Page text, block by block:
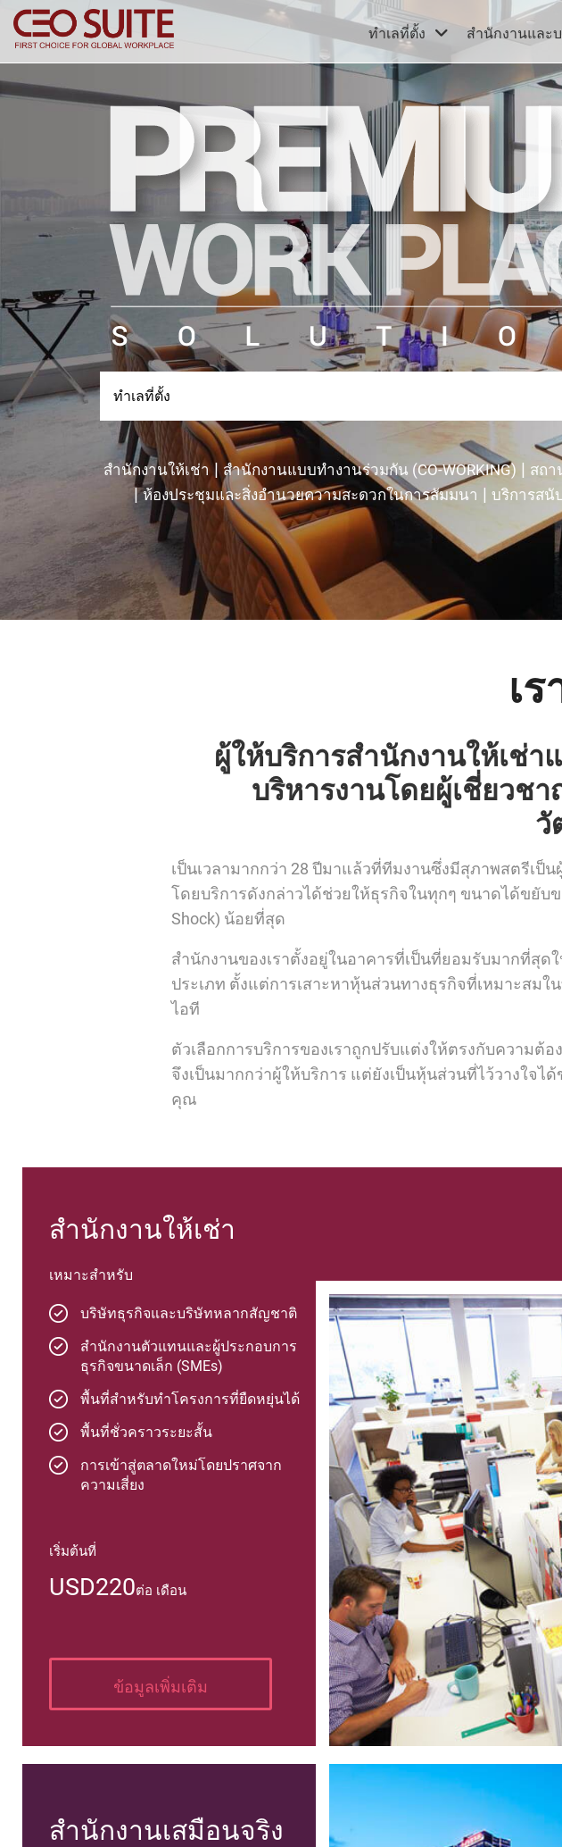
ทำเลที่ตั้ง สำนักงานและ
สำนักงานให้เช่า| สำนักงานแบบทำงานร่วมกัน (CO-WORKING) | สถา
|ห้องประชุมและสิ่งอำนวยความสะดวกในการสัมมนา | บริการสนั
เ
ผู้ให้บริการสำนักงานให้เช่า
บริหารงานโดยผู้เชี่ยวช
เป็นเวลามากกว่า 28 ปีมาแล้วที่ทีมงานซึ่งมีสุภาพสตรีเ
โดยบริการดังกล่าวได้ช่วยให้ธุรกิจในทุกๆ ขนาดได้ขยับ
Shock) น้อยที่สุด
สำนักงานของเราตั้งอยู่ในอาคารที่เป็นที่ยอมรับมากที่สุ
ประเภท ตั้งแต่การเสาะหาหุ้นส่วนทางธุรกิจที่เหมาะสมใ
ไอที
ตัวเลือกการบริการของเราถูกปรับแต่งให้ตรงกับความต้
จึงเป็นมากกว่าผู้ให้บริการ แต่ยังเป็นหุ้นส่วนที่ไว้วางใจ
คุณ
สำนักงานให้เช่า
เหมาะสำหรับ
บริษัทธุรกิจและบริษัทหลากสัญชาติ
สำนักงานตัวแทนและผู้ประกอบการ
ธุรกิจขนาดเล็ก (SMEs)
พื้นที่สำหรับทำโครงการที่ยืดหยุ่นได้
พื้นที่ชั่วคราวระยะสั้น
การเข้าสู่ตลาดใหม่โดยปราศจาก
ความเสี่ยง
เริ่มต้นที่
USD220ต่อ เดือน
ข้อมูลเพิ่มเติม
สำนักงานเสมือนจริง